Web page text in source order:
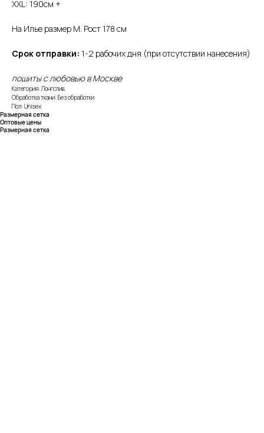
XXL: 190см +
На Илье размер М. Рост 178 см
Срок отправки: 1-2 рабочих дня (при отсутствии нанесения)
пошиты с любовью в Москве
Категория: Лонгслив
Обработка ткани: Без обработки
Пол: Unisex
Размерная сетка
Оптовые цены
Размерная сетка